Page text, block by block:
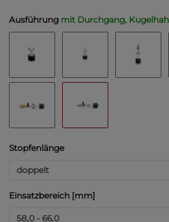
Ausführung mit Durchgang,
Stopfenlänge
doppelt
Einsatzbereich [mm]
58,0 - 66,0